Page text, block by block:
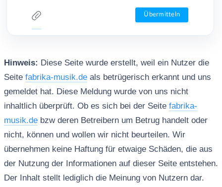
Hinweis: Diese Seite wurde erstellt, weil ein Nutzer die
Seite fabrika-musik.deals betrügerisch erkannt und uns
gemeldet hat. Diese Meldung wurde von uns nicht
inhaltlich überprüft. Ob es sich bei der Seite fabrika-
musik.debzw deren Betreibern um Betrug handelt oder
nicht, können und wollen wir nicht beurteilen. Wir
übernehmen keine Haftung für etwaige Schäden, die aus
der Nutzung der Informationen auf dieser Seite entstehen.
Der Inhalt stellt lediglich die Meinung von Nutzern dar.